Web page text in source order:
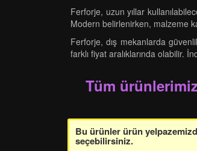
Ferforje, uzun yıllar
Modern belirlenirken, malzeme
Ferforje, dış mekanlarda
farklı fiyat aralıklarında olabilir.
Tüm
Bu ürünler ürün
seçebilirsiniz.